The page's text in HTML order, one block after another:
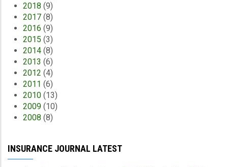
2018 (9)
2017 (8)
2016 (9)
2015 (3)
2014 (8)
2013 (6)
2012 (4)
2011 (6)
2010 (13)
2009 (10)
2008 (8)
INSURANCE JOURNAL LATEST